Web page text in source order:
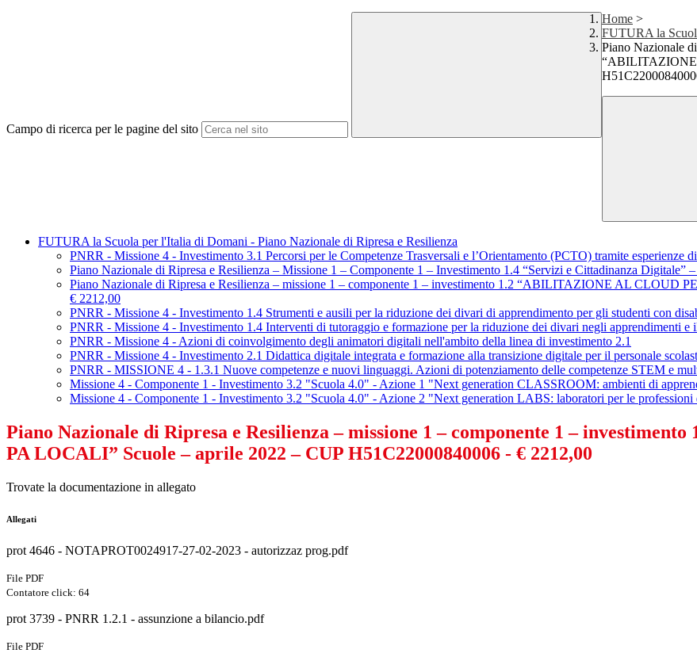
Campo di ricerca per le pagine del sito
Home >
FUTURA la
Piano Nazionale
“ABILITAZIONE
FUTURA la Scuola per l'Italia di Domani - Piano Nazionale di Ripresa e Resilienza
PNRR - Missione 4 - Investimento 3.1 Percorsi per le Competenze Trasversali e l’Orientamento (PCTO) tramite esperienze
Piano Nazionale di Ripresa e Resilienza – Missione 1 – Componente 1 – Investimento 1.4 “Servizi e Cittadinanza
Piano Nazionale di Ripresa e Resilienza – missione 1 – componente 1 – investimento 1.2 “ABILITAZIONE AL CLOUD
€ 2212,00
PNRR - Missione 4 - Investimento 1.4 Strumenti e ausili per la riduzione dei divari di apprendimento per gli studenti con
PNRR - Missione 4 - Investimento 1.4 Interventi di tutoraggio e formazione per la riduzione dei divari negli apprendimenti e
PNRR - Missione 4 - Azioni di coinvolgimento degli animatori digitali nell'ambito della linea di investimento 2.1
PNRR - Missione 4 - Investimento 2.1 Didattica digitale integrata e formazione alla transizione digitale per il personale
PNRR - MISSIONE 4 - 1.3.1 Nuove competenze e nuovi linguaggi. Azioni di potenziamento delle competenze STEM e
Missione 4 - Componente 1 - Investimento 3.2 "Scuola 4.0" - Azione 1 "Next generation CLASSROOM: ambienti di
Missione 4 - Componente 1 - Investimento 3.2 "Scuola 4.0" - Azione 2 "Next generation LABS: laboratori per le
Piano Nazionale di Ripresa e Resilienza – missione 1 – componente 1 –
PA LOCALI” Scuole – aprile 2022 – CUP H51C22000840006 - € 2212,00
Trovate la documentazione in allegato
Allegati
prot 4646 - NOTAPROT0024917-27-02-2023 - autorizzaz prog.pdf
File PDF
Contatore click: 64
prot 3739 - PNRR 1.2.1 - assunzione a bilancio.pdf
File PDF